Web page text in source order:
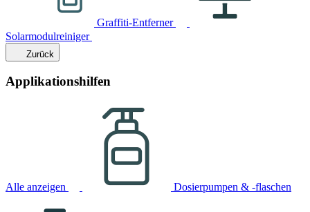
Graffiti-Entferner
Solarmodulreiniger
Zurück
Applikationshilfen
Alle anzeigen Dosierpumpen & -flaschen